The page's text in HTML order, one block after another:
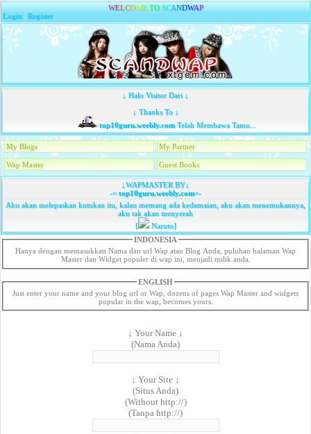
WELCOME TO SCANDWAP
Login |Register
↓ Halo Visitor Dari ↓
↓ Thanks To ↓
top10guru.weebly.comTelah Membawa Tamu...
My Blogs My Partner
Wap Master Guest Books
↓WAPMASTER BY↓
-=top10guru.weebly.com=-
Aku akan melepaskan kutukan itu, kalau memang ada kedamaian, aku akan menemukannya,
aku tak akan menyerah
[
Naruto]
INDONESIA
Hanya dengan memasukkan Nama dan url Wap atau Blog Anda, puluhan halaman Wap
Master dan Widget populer di wap ini, menjadi milik anda.
ENGLISH
Just enter your name and your blog url or Wap, dozens of pages Wap Master and widgets
popular in the wap, becomes yours.
↓ Your Name ↓
(Nama Anda)
↓ Your Site ↓
(Situs Anda)
(Without http://)
(Tanpa http://)